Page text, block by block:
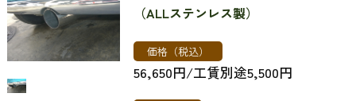
（ALLステンレス製）
価格（税込）
56,650円/工賃別途5,500円